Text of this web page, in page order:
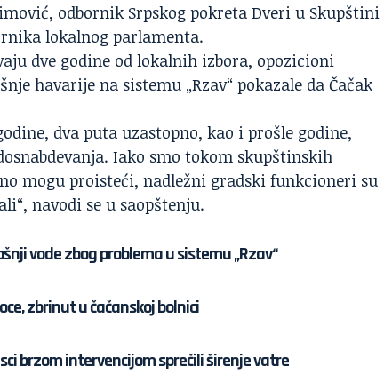
odbornik Srpskog pokreta Dveri u Skupštini
lokalnog parlamenta.
dve godine od lokalnih izbora, opozicioni
havarije na sistemu „Rzav“ pokazale da Čačak
dva puta uzastopno, kao i prošle godine,
Iako smo tokom skupštinskih
mogu proisteći, nadležni gradski funkcioneri su
navodi se u saopštenju.
vode zbog problema u sistemu „Rzav“
zbrinut u čačanskoj bolnici
brzom intervencijom sprečili širenje vatre